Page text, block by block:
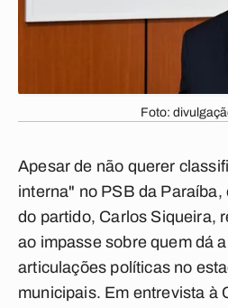
Foto:
Apesar de não querer
interna" no PSB da Paraíba,
do partido, Carlos Siqueira,
ao impasse sobre quem dá
articulações políticas no
municipais. Em entrevista à